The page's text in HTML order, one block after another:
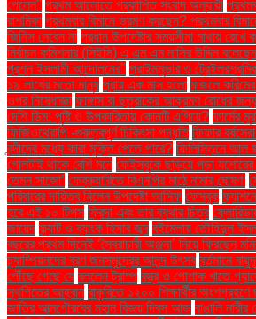
পেলেন" প্রথম আলোতে প্রকাশিত সংবাদ অনুযায়ী
রাশমিকা প্রথমবার বিমানে ভ্রমণ করছেন? প্রথমবার
জিনিস নেবেন না প্রধান উপদেষ্টার সময়সীমা মাথায়
নির্বাচন কমিশনার (সিইসি) এ এম এম নাসির উদ্দিন বলেছেন
প্রশ্ন ইসলামী আন্দোলনের" প্রাইমমুভার ও
১৯ লাখের মতো মানুষ প্রায় এক মাস হলো ফজলে করিমের
ওপর নিষেধাজ্ঞা ফাঙ্গাস বা ছত্রাকের আক্রমণ রোধের
দেশি ডিম: পুষ্টি ও উপকারিতায় কোনটি এগিয়ে? ফার্মের
ফিজিওথেরাপি -গুরুত্বপূর্ণ চিকিৎসা পদ্ধতি ফিফার
বন্দীদের মধ্যে কারা মুক্তি পেতে পারে? ফিলিস্তিনে আল
গোলটাই থাকে বেশি মনে ফেইসবুকে ছড়িয়ে পড়া যশোরের
তেমন সাজো’ ফেব্রুয়ারিতে বিএনপির মাঠে নামার ঘোষণা
পরিবারের দায়িত্ব নিলেন উপদেষ্টা আসিফ ফেসবুক
হবে এই ১০ টিপস ফ্রিদা এবং তার ব্যথার চিত্র
জায়েদ ফ্ল্যাট ও ব্যাংক হিসাব জব্দ বইমেলায় তৌহিদুল
বছরের প্রথম দিনেই ‘স্বৈরাচারী অঞ্জনা’ নিয়ে ফিরছেন
চ্যাম্পিয়নদের বরণ জনসমুদ্রের আনন্দ উৎসব বর্তমানে
পৌঁছে গেছে যে বললেন ট্রাম্প বস্ত্র ও পোশাক খাতে
স্থগিতের আহ্বান বাকৃবিতে ১২০০ শিক্ষার্থীর
জাতির আত্মগৌরবের মহান বিজয় দিবস আজ বাঙালি